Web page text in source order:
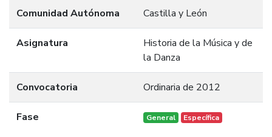
Comunidad Autónoma Castilla y León
Asignatura
Historia de la Música y de
la Danza
Convocatoria Ordinaria de 2012
Fase General Específica